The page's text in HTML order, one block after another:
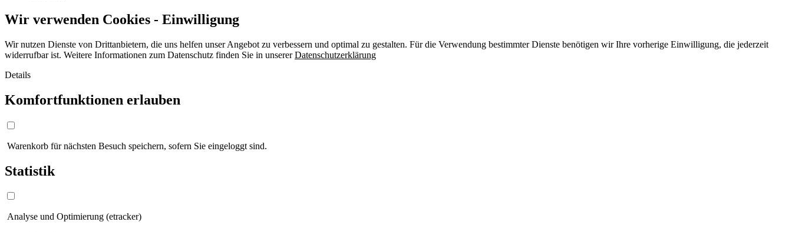
Wir verwenden Cookies - Einwilligung
Wir nutzen Dienste von Drittanbietern, die uns helfen unser Angebot zu verbessern und optimal zu gestalten. Für die Verwendung bestimmter Dienste benötigen wir Ihre vorherige Einwilligung, die jederzeit
widerrufbar ist. Weitere Informationen zum Datenschutz finden Sie in unsererDatenschutzerklärung
Details
Komfortfunktionen erlauben
Warenkorb für nächsten Besuch speichern, sofern Sie eingeloggt sind.
Statistik
Analyse und Optimierung (etracker)